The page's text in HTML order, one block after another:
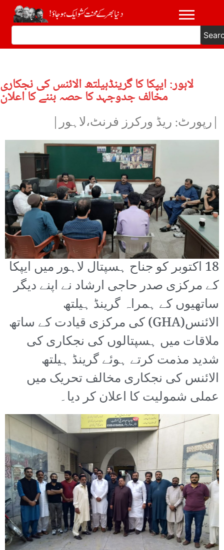
لاہور: ایپکا کا گرینڈہیلتھ الائنس کی نجکاری
مخالف جدوجہد کا حصہ بننے کا اعلان
|رپورٹ: ریڈ ورکرز فرنٹ،لاہور|
18 اکتوبر کو جناح ہسپتال لاہور میں ایپکا
کے مرکزی صدر حاجی ارشاد نے اپنے دیگر
ساتھیوں کے ہمراہ گرینڈ ہیلتھ
الائنس(GHA) کی مرکزی قیادت کے ساتھ
ملاقات میں ہسپتالوں کی نجکاری کی
شدید مذمت کرتے ہوئے گرینڈ ہیلتھ
الائنس کی نجکاری مخالف تحریک میں
عملی شمولیت کا اعلان کر دیا۔